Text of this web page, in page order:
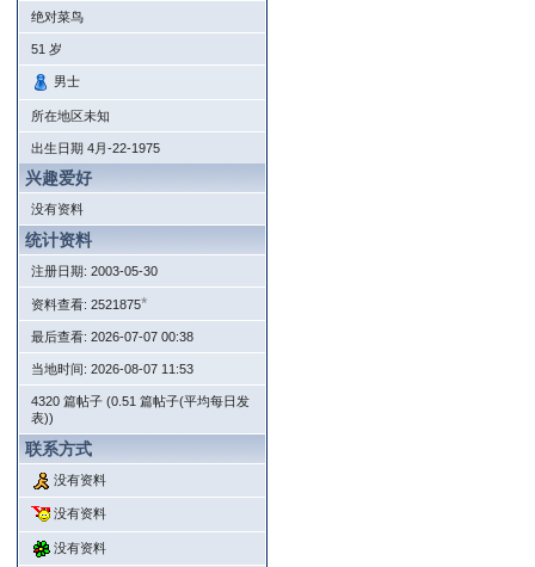
绝对菜鸟
51 岁
男士
所在地区未知
出生日期 4月-22-1975
兴趣爱好
没有资料
统计资料
注册日期: 2003-05-30
资料查看: 2521875*
最后查看: 2026-07-07 00:38
当地时间: 2026-08-07 11:53
4320 篇帖子 (0.51 篇帖子(平均每日发
表))
联系方式
没有资料
没有资料
没有资料